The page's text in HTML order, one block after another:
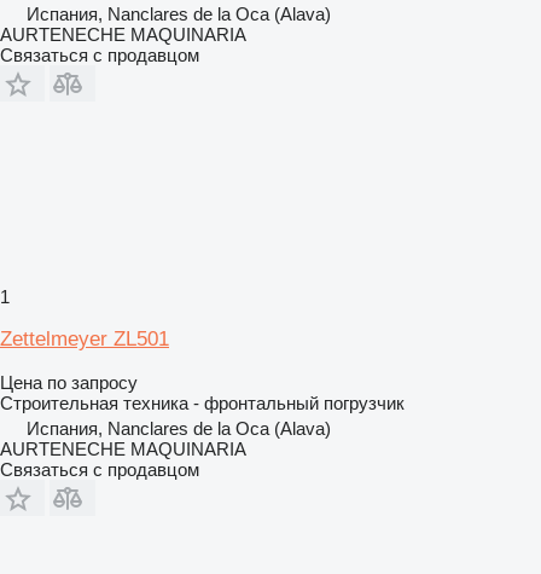
Испания, Nanclares de la Oca (Alava)
AURTENECHE MAQUINARIA
Связаться с продавцом
1
Zettelmeyer ZL501
Цена по запросу
Строительная техника - фронтальный погрузчик
Испания, Nanclares de la Oca (Alava)
AURTENECHE MAQUINARIA
Связаться с продавцом